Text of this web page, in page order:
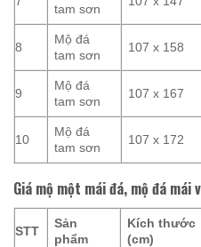
tam sơn
8
Mộ đá
tam sơn
107 x 158
9
Mộ đá
tam sơn
107 x 167
10
Mộ đá
tam sơn
107 x 172
Giá mộ một mái đá, mộ đá mái
STT
Sản
phẩm
Kích thước
(cm)